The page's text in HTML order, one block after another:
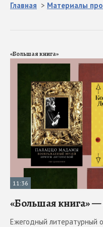
Главная > Материалы
«Большая книга»
11:36
«Большая книга»
Ежегодный литературный